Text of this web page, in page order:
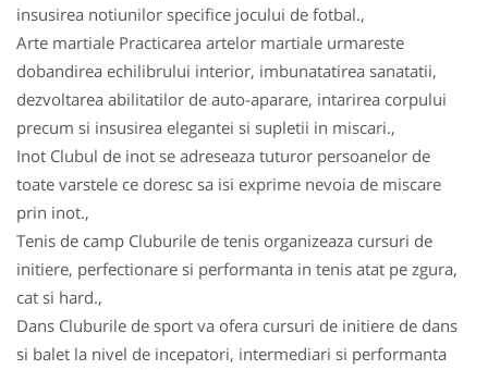
insusirea notiunilor specifice jocului de fotbal.,
Arte martiale Practicarea artelor martiale urmareste
dobandirea echilibrului interior, imbunatatirea sanatatii,
dezvoltarea abilitatilor de auto-aparare, intarirea corpului
precum si insusirea elegantei si supletii in miscari.,
Inot Clubul de inot se adreseaza tuturor persoanelor de
toate varstele ce doresc sa isi exprime nevoia de miscare
prin inot.,
Tenis de camp Cluburile de tenis organizeaza cursuri de
initiere, perfectionare si performanta in tenis atat pe zgura,
cat si hard.,
Dans Cluburile de sport va ofera cursuri de initiere de dans
si balet la nivel de incepatori, intermediari si performanta